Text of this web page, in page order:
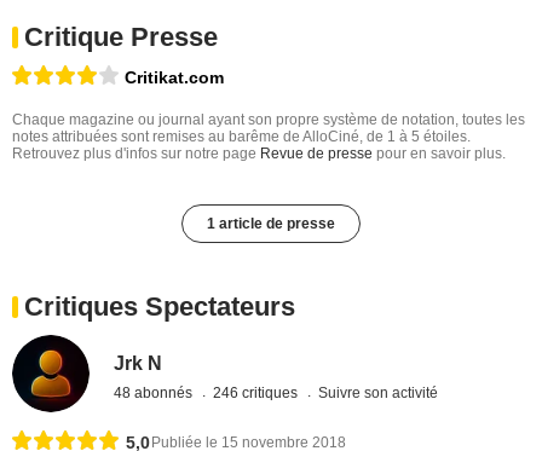
Critique Presse
Critikat.com
Chaque magazine ou journal ayant son propre système de notation, toutes les
notes attribuées sont remises au barême de AlloCiné, de 1 à 5 étoiles.
Retrouvez plus d'infos sur notre page Revue de presse pour en savoir plus.
1 article de presse
Critiques Spectateurs
Jrk N
48 abonnés 246 critiques Suivre son activité
5,0 Publiée le 15 novembre 2018